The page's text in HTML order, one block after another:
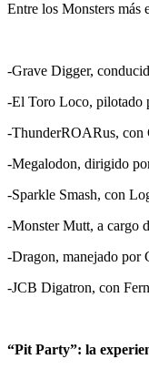
Entre los Monsters más
-Grave Digger,
-El Toro Loco, pilotado
-ThunderROARus, con
-Megalodon, dirigido
-Sparkle Smash, con
-Monster Mutt, a cargo
-Dragon, manejado por
-JCB Digatron, con
“Pit Party”: la